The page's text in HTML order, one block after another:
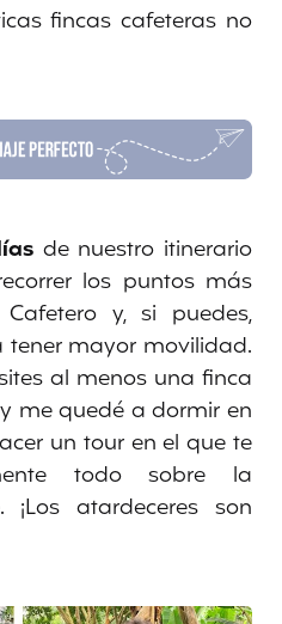
fincas cafeteras no
de nuestro itinerario
los puntos más
y, si puedes,
mayor movilidad.
al menos una finca
me quedé a dormir en
un tour en el que te
todo sobre la
atardeceres son